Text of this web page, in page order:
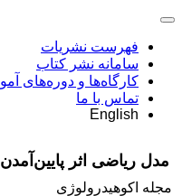
فهرست نشریات
سامانه نشر کتاب
کارگاه‌ها و دوره‌های
تماس با ما
English
مدل ریاضی اثر
مجله اکوهیدرولوژی